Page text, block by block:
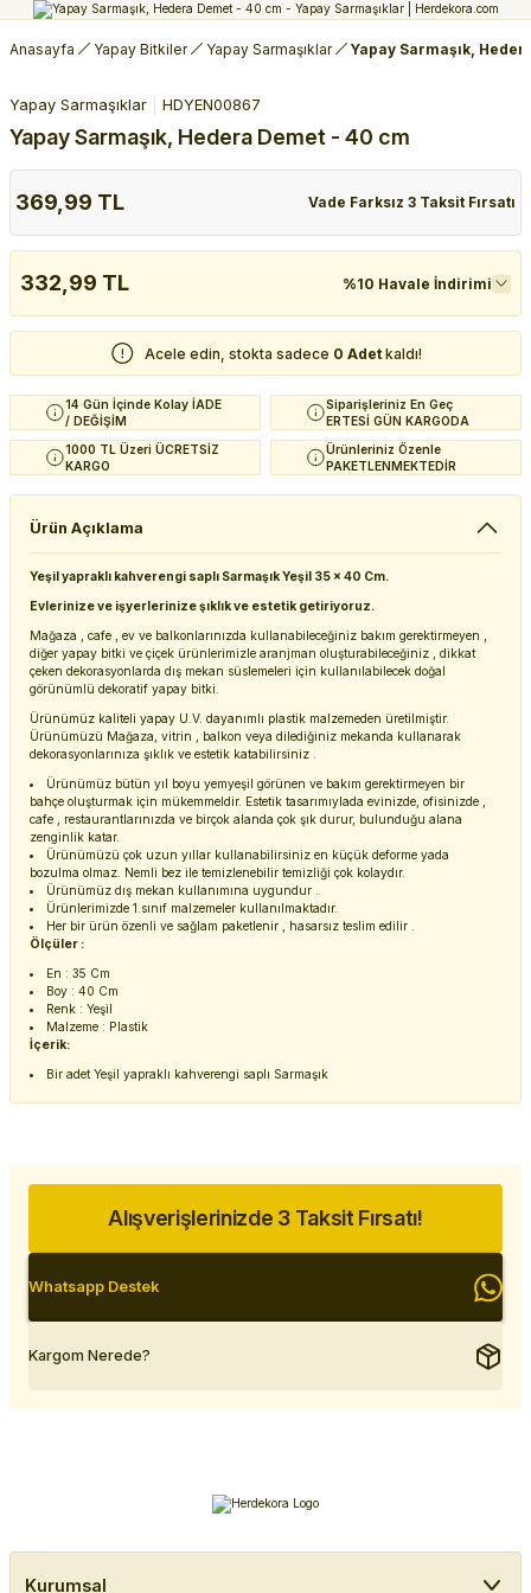
Anasayfa Yapay Bitkiler Yapay Sarmaşıklar Yapay Sarmaşık,
Yapay Sarmaşıklar HDYEN00867
Yapay Sarmaşık, Hedera Demet - 40 cm
369,99 TL Vade Farksız 3 Taksit Fırsatı
332,99 TL %10 Havale İndirimi
Acele edin, stokta sadece 0 Adet kaldı!
14 Gün İçinde Kolay İADE
/ DEĞİŞİM
Siparişleriniz En Geç
ERTESİ GÜN KARGODA
1000 TL Üzeri ÜCRETSİZ
KARGO
Ürünleriniz Özenle
PAKETLENMEKTEDİR
Ürün Açıklama
Yeşil yapraklı kahverengi saplı Sarmaşık Yeşil 35 x 40 Cm.
Evlerinize ve işyerlerinize şıklık ve estetik getiriyoruz.
Mağaza , cafe , ev ve balkonlarınızda kullanabileceğiniz bakım gerektirmeyen ,
diğer yapay bitki ve çiçek ürünlerimizle aranjman oluşturabileceğiniz , dikkat
çeken dekorasyonlarda dış mekan süslemeleri için kullanılabilecek doğal
görünümlü dekoratif yapay bitki.
Ürünümüz kaliteli yapay U.V. dayanımlı plastik malzemeden üretilmiştir.
Ürünümüzü Mağaza, vitrin , balkon veya dilediğiniz mekanda kullanarak
dekorasyonlarınıza şıklık ve estetik katabilirsiniz .
Ürünümüz bütün yıl boyu yemyeşil görünen ve bakım gerektirmeyen bir
bahçe oluşturmak için mükemmeldir. Estetik tasarımıylada evinizde, ofisinizde ,
cafe , restaurantlarınızda ve birçok alanda çok şık durur, bulunduğu alana
zenginlik katar.
Ürünümüzü çok uzun yıllar kullanabilirsiniz en küçük deforme yada
bozulma olmaz. Nemli bez ile temizlenebilir temizliği çok kolaydır.
Ürünümüz dış mekan kullanımına uygundur .
Ürünlerimizde 1.sınıf malzemeler kullanılmaktadır.
Her bir ürün özenli ve sağlam paketlenir , hasarsız teslim edilir .
Ölçüler :
En : 35 Cm
Boy : 40 Cm
Renk : Yeşil
Malzeme : Plastik
İçerik:
Bir adet Yeşil yapraklı kahverengi saplı Sarmaşık
Alışverişlerinizde 3 Taksit Fırsatı!
Whatsapp Destek
Kargom Nerede?
Kurumsal